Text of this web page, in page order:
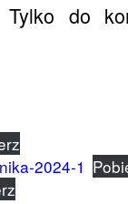
Tylko do
2024-1